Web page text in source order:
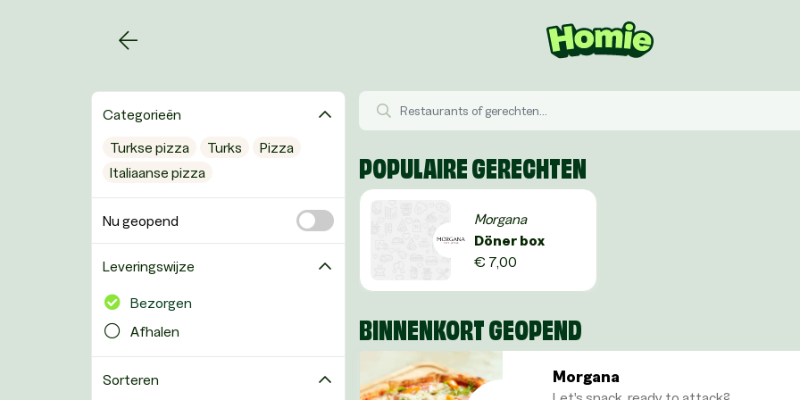
Categorieën
Turkse pizza
Turks
Pizza
Italiaanse pizza
Nu geopend
Leveringswijze
Bezorgen
Afhalen
Sorteren
POPULAIRE GERECHTEN
Morgana
Döner box
€ 7,00
BINNENKORT GEOPEND
Morgana